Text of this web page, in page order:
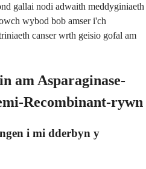
gallai nodi adwaith meddyginiaeth
wybod bob amser i'ch
canser wrth geisio gofal am
am Asparaginase-
Recombinant-rywn
i mi dderbyn y